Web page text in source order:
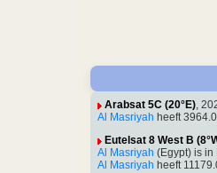
Arabsat 5C (20°E),
Al Masriyah heeft
Eutelsat 8 West B
Al Masriyah (Egypt) is in
Al Masriyah heeft